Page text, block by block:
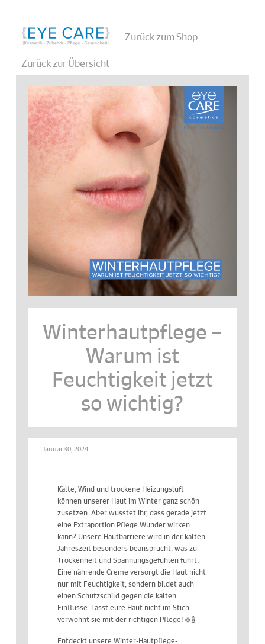
Zurück zum Shop
Zurück zur Übersicht
Winterhautpflege –
Warum ist
Feuchtigkeit jetzt
so wichtig?
Januar 30, 2024
Kälte, Wind und trockene Heizungsluft
können unserer Haut im Winter ganz schön
zusetzen. Aber wusstet ihr, dass gerade jetzt
eine Extraportion Pflege Wunder wirken
kann? Unsere Hautbarriere wird in der kalten
Jahreszeit besonders beansprucht, was zu
Trockenheit und Spannungsgefühlen führt.
Eine nährende Creme versorgt die Haut nicht
nur mit Feuchtigkeit, sondern bildet auch
einen Schutzschild gegen die kalten
Einflüsse. Lasst eure Haut nicht im Stich –
verwöhnt sie mit der richtigen Pflege! ❄️🧴
Entdeckt unsere Winter-Hautpflege-